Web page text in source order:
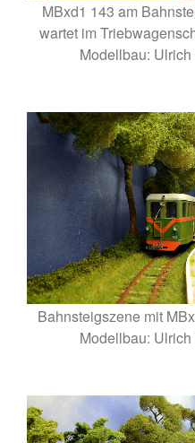
MBxd1 143 am
wartet im
Modellbau:
Bahnsteigszene mit
Modellbau: